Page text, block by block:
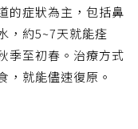
的症狀為主，包括鼻
，約5~7天就能痊
季至初春。治療方式
，就能儘速復原。